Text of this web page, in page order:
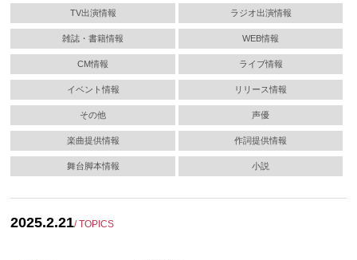
TV出演情報 ラジオ出演情報
雑誌・書籍情報 WEB情報
CM情報 ライブ情報
イベント情報 リリース情報
その他 声優
楽曲提供情報 作詞提供情報
舞台脚本情報 小説
2025.2.21/ TOPICS